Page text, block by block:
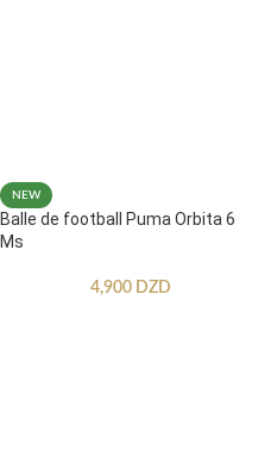
NEW
Balle de football Puma Orbita 6
Ms
4,900 DZD